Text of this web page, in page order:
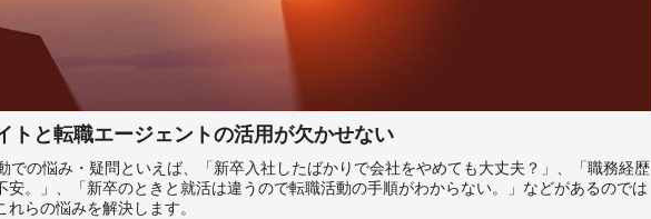
トと転職エージェントの活用が欠かせない
での悩み・疑問といえば、「新卒入社したばかりで会社をやめても大丈夫？」、「職務経歴
安。」、「新卒のときと就活は違うので転職活動の手順がわからない。」などがあるのでは
らの悩みを解決します。